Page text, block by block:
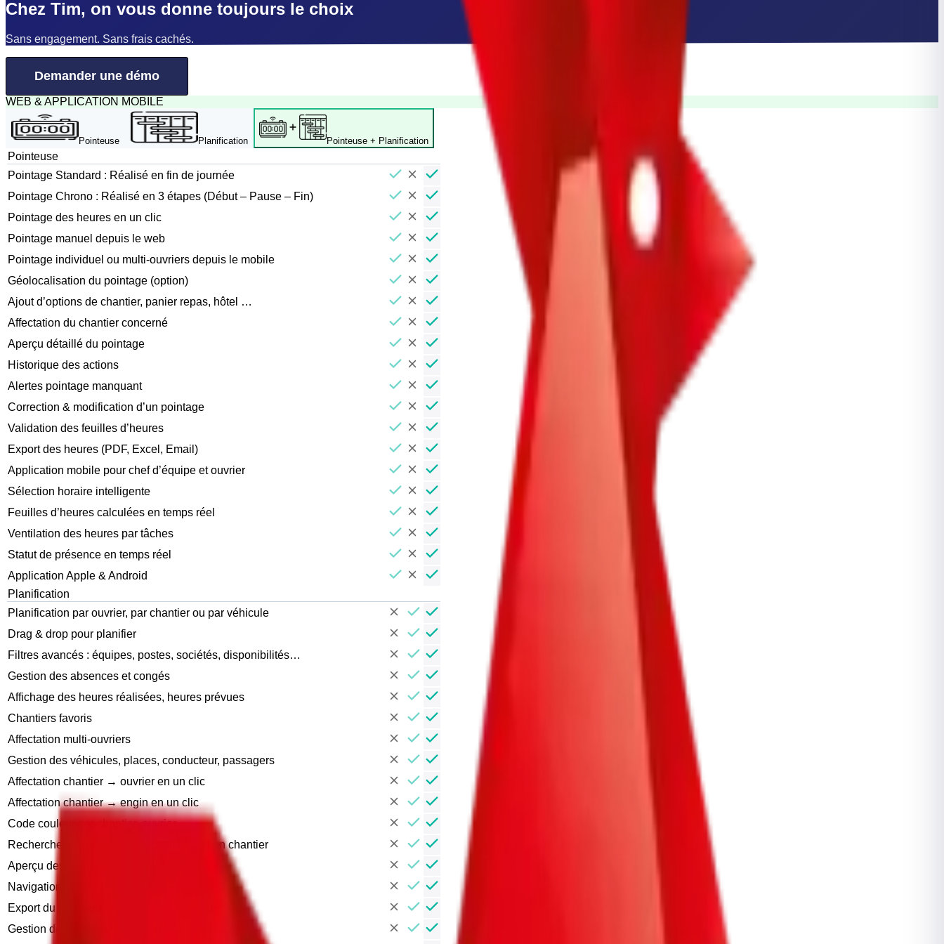
Chez Tim, on vous donne toujours le choix
Sans engagement. Sans frais cachés.
Demander une démo
WEB & APPLICATION MOBILE
Pointeuse Planification Pointeuse + Planification
Pointeuse
Pointage Standard : Réalisé en fin de journée
Pointage Chrono : Réalisé en 3 étapes (Début – Pause – Fin)
Pointage des heures en un clic
Pointage manuel depuis le web
Pointage individuel ou multi-ouvriers depuis le mobile
Géolocalisation du pointage (option)
Ajout d’options de chantier, panier repas, hôtel …
Affectation du chantier concerné
Aperçu détaillé du pointage
Historique des actions
Alertes pointage manquant
Correction & modification d’un pointage
Validation des feuilles d’heures
Export des heures (PDF, Excel, Email)
Application mobile pour chef d’équipe et ouvrier
Sélection horaire intelligente
Feuilles d’heures calculées en temps réel
Ventilation des heures par tâches
Statut de présence en temps réel
Application Apple & Android
Planification
Planification par ouvrier, par chantier ou par véhicule
Drag & drop pour planifier
Filtres avancés : équipes, postes, sociétés, disponibilités…
Gestion des absences et congés
Affichage des heures réalisées, heures prévues
Chantiers favoris
Affectation multi-ouvriers
Gestion des véhicules, places, conducteur, passagers
Affectation chantier → ouvrier en un clic
Affectation chantier → engin en un clic
Code couleur par chantier, ouvrier
Recherche instantanée d’un ouvrier ou d’un chantier
Aperçu des disponibilités
Navigation multi-périodes
Export du planning
Gestion des intérimaires et sous-traitants